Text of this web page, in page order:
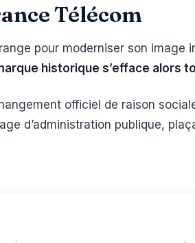
Télécom
pour moderniser son
historique s’efface alors
officiel de raison
d’administration publique,